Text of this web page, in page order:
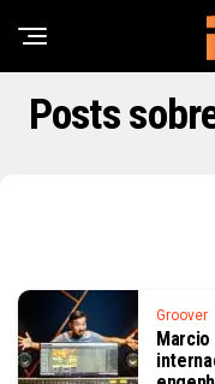
Posts
Groover